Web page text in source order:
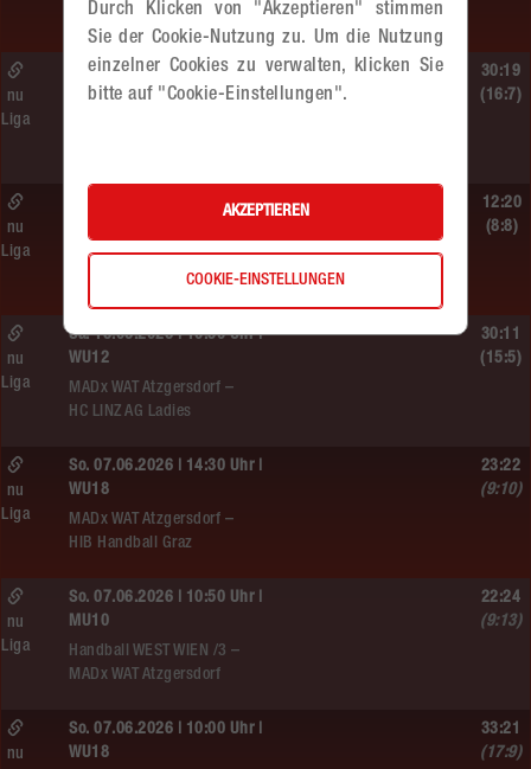
MADx WAT Atzgersdorf
Sa. 13.06.2026 | 19:05 Uhr |
WU12
nu
Liga
30:19
(16:7)
Sa. 13.06.2026 | 14:30 Uhr |
Hypo NÖ –
MADx WAT Atzgersdorf
nu
Liga
12:20
(8:8)
Sa. 13.06.2026 | 10:50 Uhr |
WU12
MADx WAT Atzgersdorf –
HC LINZ AG Ladies
nu
Liga
30:11
(15:5)
So. 07.06.2026 | 14:30 Uhr |
WU18
MADx WAT Atzgersdorf –
HIB Handball Graz
nu
Liga
23:22
(9:10)
So. 07.06.2026 | 10:50 Uhr |
MU10
Handball WEST WIEN /3 –
MADx WAT Atzgersdorf
nu
Liga
22:24
(9:13)
So. 07.06.2026 | 10:00 Uhr |
WU18
nu
33:21
(17:9)
Durch Klicken von "Akzeptieren" stimmen
Sie der Cookie-Nutzung zu. Um die Nutzung
einzelner Cookies zu verwalten, klicken Sie
bitte auf "Cookie-Einstellungen".
AKZEPTIEREN
COOKIE-EINSTELLUNGEN